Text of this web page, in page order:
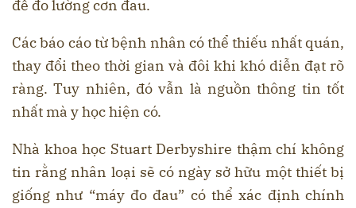
để đo lường cơn đau.
Các báo cáo từ bệnh nhân có thể thiếu nhất quán,
thay đổi theo thời gian và đôi khi khó diễn đạt rõ
ràng. Tuy nhiên, đó vẫn là nguồn thông tin tốt
nhất mà y học hiện có.
Nhà khoa học Stuart Derbyshire thậm chí không
tin rằng nhân loại sẽ có ngày sở hữu một thiết bị
giống như “máy đo đau” có thể xác định chính